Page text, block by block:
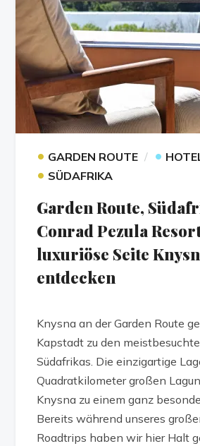
• GARDEN ROUTE •
• SÜDAFRIKA
Garden Route,
Conrad Pezula
luxuriöse Seite
entdecken
Knysna an der Garden Route
Kapstadt zu den
Südafrikas. Die einzigartige
Quadratkilometer großen
Knysna zu einem ganz
Bereits während unseres
Roadtrips haben wir hier Halt